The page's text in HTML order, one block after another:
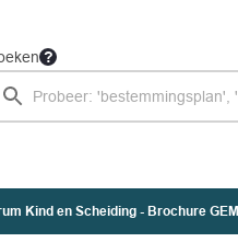
Scheiding - Brochure GEMEENTEN 2026